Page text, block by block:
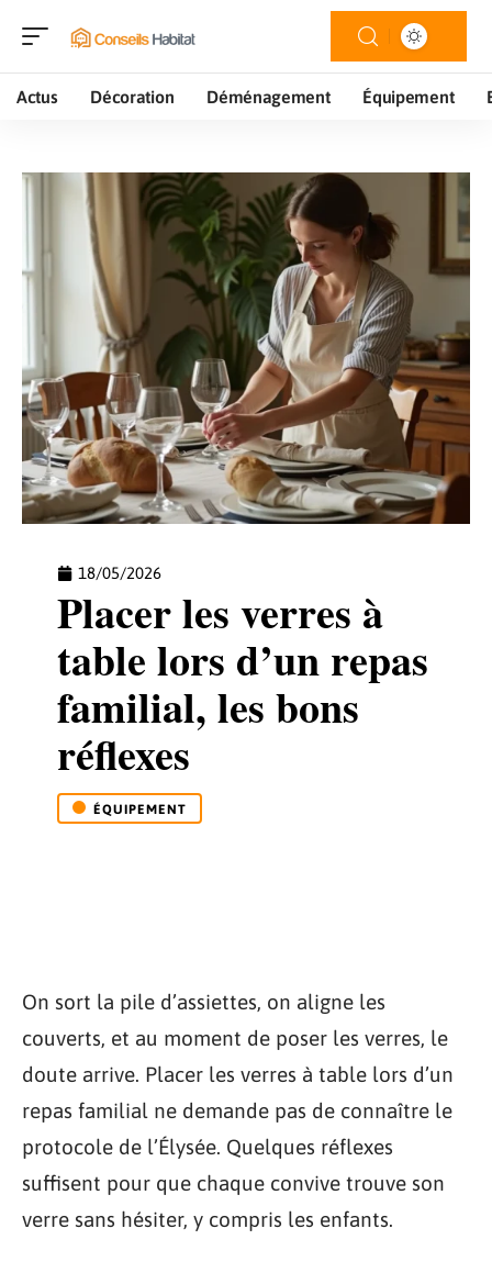
Actus Décoration Déménagement Équipement
18/05/2026
Placer les verres à
table lors d’un repas
familial, les bons
réflexes
ÉQUIPEMENT
On sort la pile d’assiettes, on aligne les
couverts, et au moment de poser les verres, le
doute arrive. Placer les verres à table lors d’un
repas familial ne demande pas de connaître le
protocole de l’Élysée. Quelques réflexes
suffisent pour que chaque convive trouve son
verre sans hésiter, y compris les enfants.